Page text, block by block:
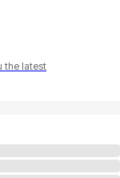
the latest